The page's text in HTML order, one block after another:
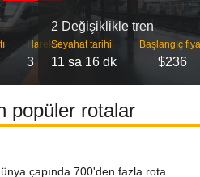
Hareket
3
2 Değişiklikle tren
Seyahat tarihi
11 sa 16 dk
Başlangıç
$236
popüler rotalar
çapında 700'den fazla rota.